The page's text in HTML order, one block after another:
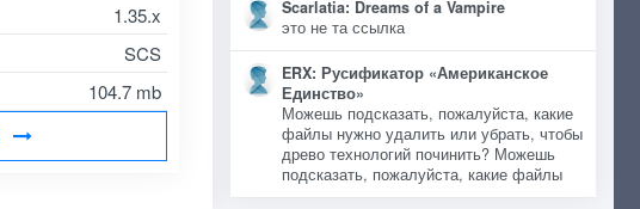
1.35.x
SCS
104.7 mb
Scarlatia: Dreams of a Vampire
это не та ссылка
ERX: Русификатор «Американское
Единство»
Можешь подсказать, пожалуйста, какие
файлы нужно удалить или убрать, чтобы
древо технологий починить? Можешь
подсказать, пожалуйста, какие файлы